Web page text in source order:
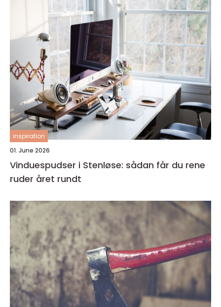
inspiration
01. June 2026
Vinduespudser i Stenløse: sådan får du rene
ruder året rundt